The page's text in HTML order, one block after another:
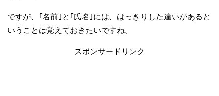
ですが、｢名前｣と｢氏名｣には、はっきりした違いがあると
いうことは覚えておきたいですね。
スポンサードリンク